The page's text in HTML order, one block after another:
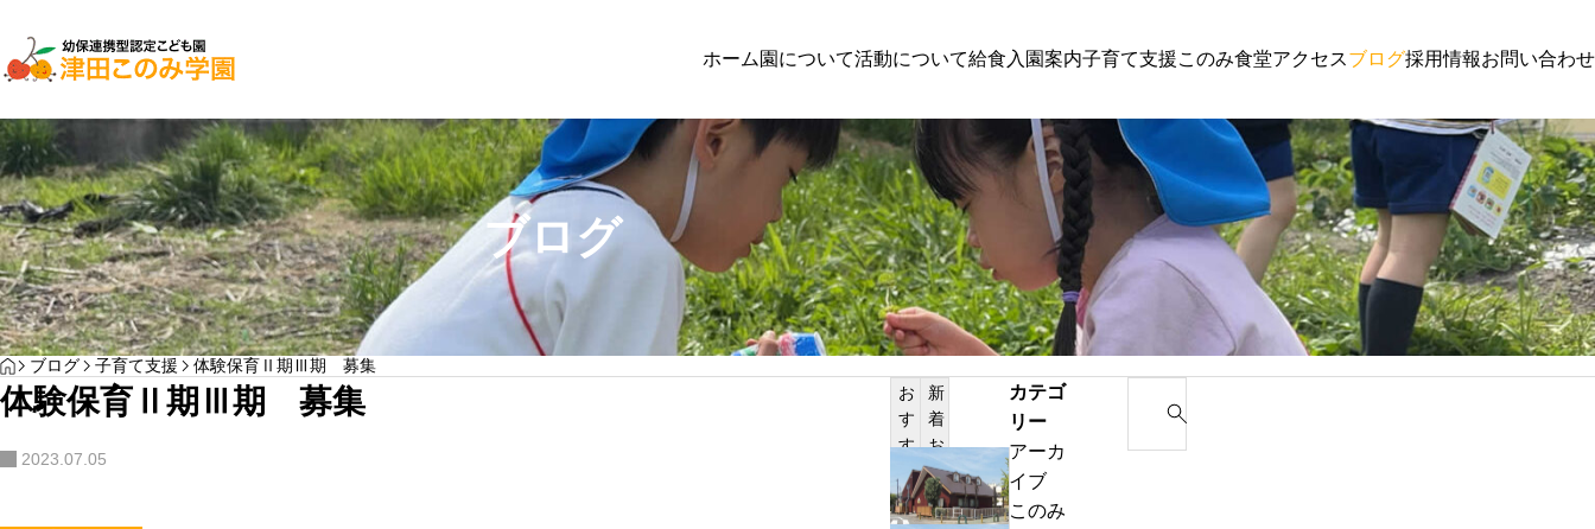
ホーム 園について活動について給食 入園案内子育て支援このみ食堂アクセスブログ採用情報お問い合わせ
子育て支援
わんぱく通信7月号
園児募集
２０２７年入園検討者向けの方へのお知らせ
子育て支援
体験保育参加者募集
子育て支援 園からの
YOGA PILATES
サンプルテキスト。サンプルテキスト。
ブログ
HOME
ブログ 子育て支援 体験保育Ⅱ期Ⅲ期 募集
体験保育Ⅱ期Ⅲ期 募集
2023.07.05
お
す
す
め
記
事
新
着
お
知
ら
せ
わ
ん
カテゴ
リー
アーカ
イブ
このみ
a